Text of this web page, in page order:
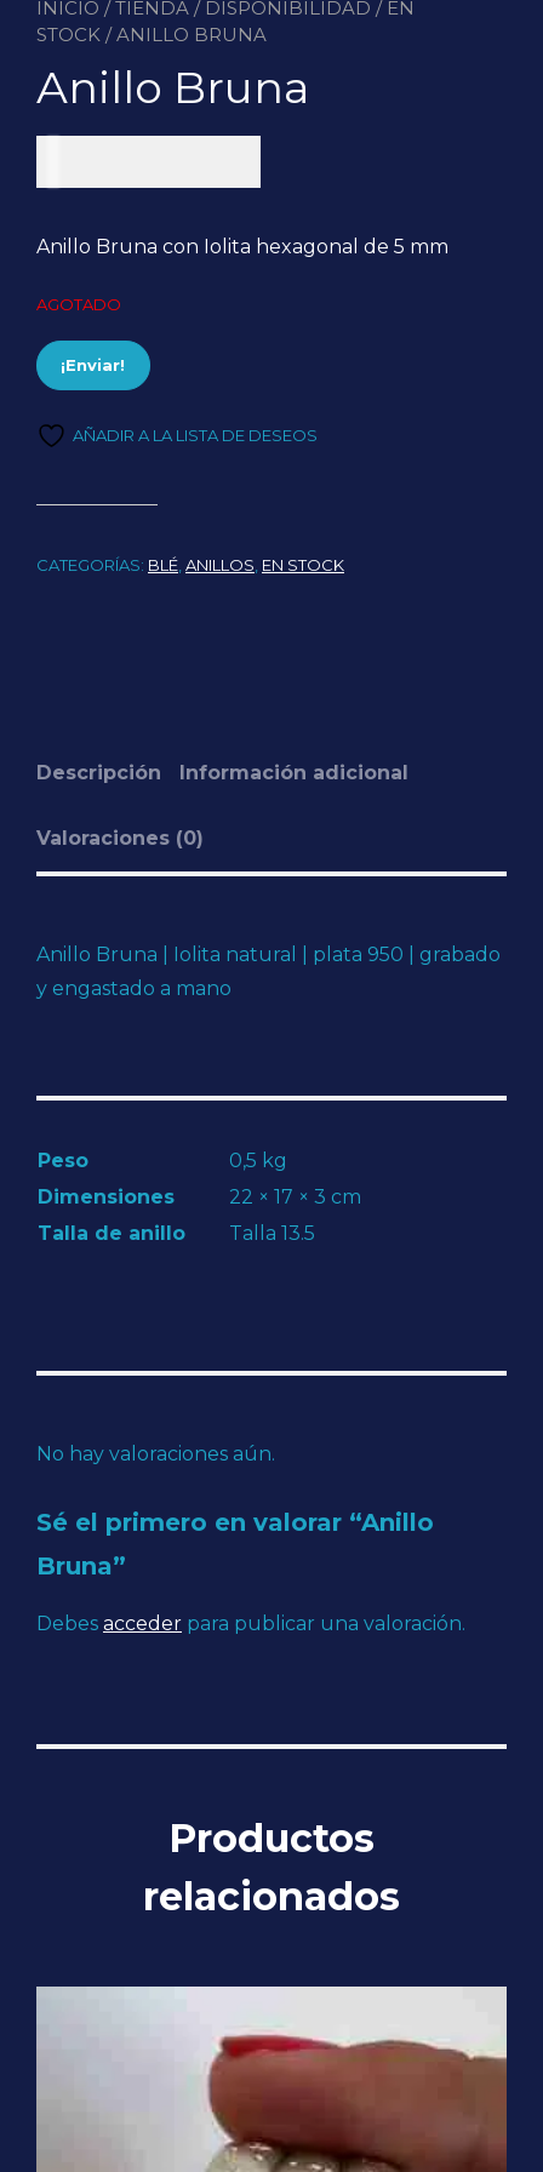
INICIO /TIENDA / DISPONIBILIDAD / EN
STOCK / ANILLO BRUNA
Anillo Bruna
Anillo Bruna con Iolita hexagonal de 5 mm
AGOTADO
¡Enviar!
AÑADIR A LA LISTA DE DESEOS
CATEGORÍAS: BLÉ ANILLOS EN STOCK
Descripción Información adicional
Valoraciones (0)
Anillo Bruna | Iolita natural | plata 950 | grabado
y engastado a mano
Peso
0,5 kg
Dimensiones
22 × 17 × 3 cm
Talla de anillo
Talla 13.5
No hay valoraciones aún.
Sé el primero en valorar “Anillo
Bruna”
Debes acceder para publicar una valoración.
Productos
relacionados